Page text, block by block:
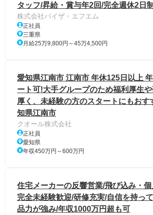
タッフ/昇給・賞与年2回/完全週休2日制
株式会社バイザ・エフエム
正社員
三重県
月給25万9,800円～45万4,500円
愛知県江南市 江南市 年休125日以上
ート可!大手グループのため福利厚生
厚く、未経験の方のスタートにもおす
知県江南市
クオール株式会社
正社員
愛知県
年収450万円～600万円
住宅メーカーの反響営業/飛び込み・
完全未経験歓迎/研修充実/自信を持っ
品力が強み/年収1000万円超も可